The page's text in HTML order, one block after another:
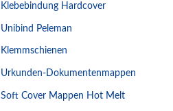
Klebebindung Hardcover
Unibind Peleman
Klemmschienen
Urkunden-Dokumentenmappen
Soft Cover Mappen Hot Melt